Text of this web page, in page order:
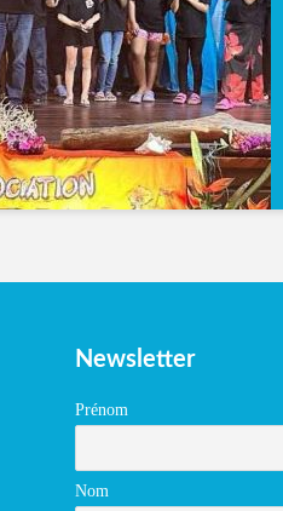
Newsletter
Prénom
Nom